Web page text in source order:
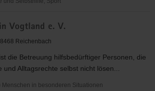
Vogtland e. V.
Reichenbach
die Betreuung hilfsbedürftiger Personen, die
und Alltagsrechte selbst nicht lösen...
in besonderen Situationen